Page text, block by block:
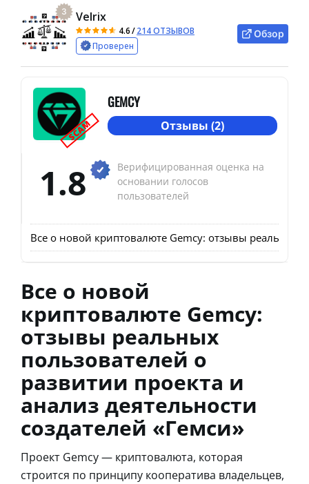
3 Velrix
4.6/214 ОТЗЫВОВ
Проверен
Обзор
SCAM
GEMCY
Отзывы (2)
1.8
Верифицированная оценка на
основании голосов
пользователей
Все о новой криптовалюте Gemcy: отзывы реальных
Все о новой
криптовалюте Gemcy:
отзывы реальных
пользователей о
развитии проекта и
анализ деятельности
создателей «Гемси»
Проект Gemcy — криптовалюта, которая
строится по принципу кооператива владельцев,